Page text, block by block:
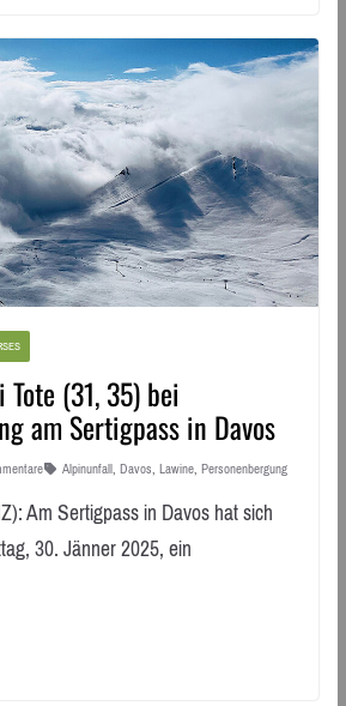
Tote (31, 35) bei
am Sertigpass in Davos
Alpinunfall, Davos, Lawine, Personenbergung
Am Sertigpass in Davos hat sich
30. Jänner 2025, ein